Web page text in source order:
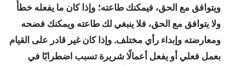
ويتوافق مع الحق، فيمكنك طاعته؛ وإذا كان ما يفعله خطأً
ولا يتوافق مع الحق، فلا ينبغي لك طاعته ويمكنك فضحه
ومعارضته وإبداء رأي مختلف. وإذا كان غير قادر على القيام
بعمل فعلي أو يفعل أعمالًا شريرة تسبب اضطرابًا في